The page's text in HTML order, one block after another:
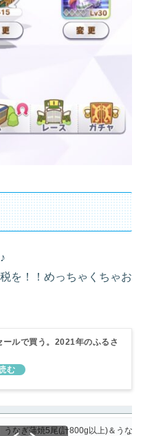
を！！めっちゃくちゃお
ールで買う。2021年のふるさ
うなぎ蒲焼5尾(計800g以上)＆うな